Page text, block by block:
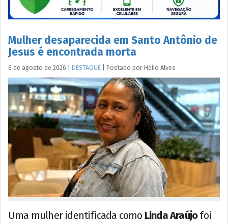
Mulher desaparecida em Santo Antônio de
Jesus é encontrada morta
6 de agosto de 2026 DESTAQUE Postado por Hélio Alves
Uma mulher identificada como Linda Araújofoi